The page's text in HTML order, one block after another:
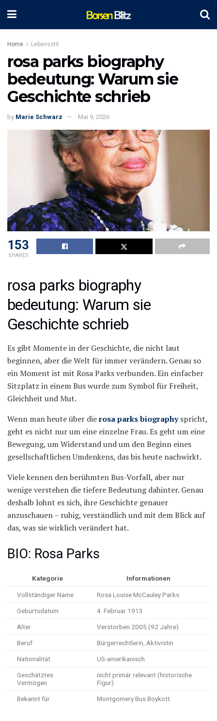
Home Lebensstil
rosa parks biography
bedeutung: Warum sie
Geschichte schrieb
by Marie Schwarz Mai 9, 2026
153
SHARES
rosa parks biography
bedeutung: Warum sie
Geschichte schrieb
Es gibt Momente in der Geschichte, die nicht laut
beginnen, aber die Welt für immer verändern. Genau so
ein Moment ist mit Rosa Parks verbunden. Ein einfacher
Sitzplatz in einem Bus wurde zum Symbol für Freiheit,
Gleichheit und Mut.
Wenn man heute über dierosa parks biographyspricht,
geht es nicht nur um eine einzelne Frau. Es geht um eine
Bewegung, um Widerstand und um den Beginn eines
gesellschaftlichen Umdenkens, das bis heute nachwirkt.
Viele kennen den berühmten Bus-Vorfall, aber nur
wenige verstehen die tiefere Bedeutung dahinter. Genau
deshalb lohnt es sich, ihre Geschichte genauer
anzuschauen – ruhig, verständlich und mit dem Blick auf
das, was sie wirklich verändert hat.
BIO: Rosa Parks
Kategorie Informationen
Vollständiger Name Rosa Louise McCauley Parks
Geburtsdatum 4. Februar 1913
Alter Verstorben 2005 (92 Jahre)
Beruf Bürgerrechtlerin, Aktivistin
Nationalität US-amerikanisch
Geschätztes
Vermögen
nicht primär relevant (historische
Figur)
Bekannt für Montgomery Bus Boykott